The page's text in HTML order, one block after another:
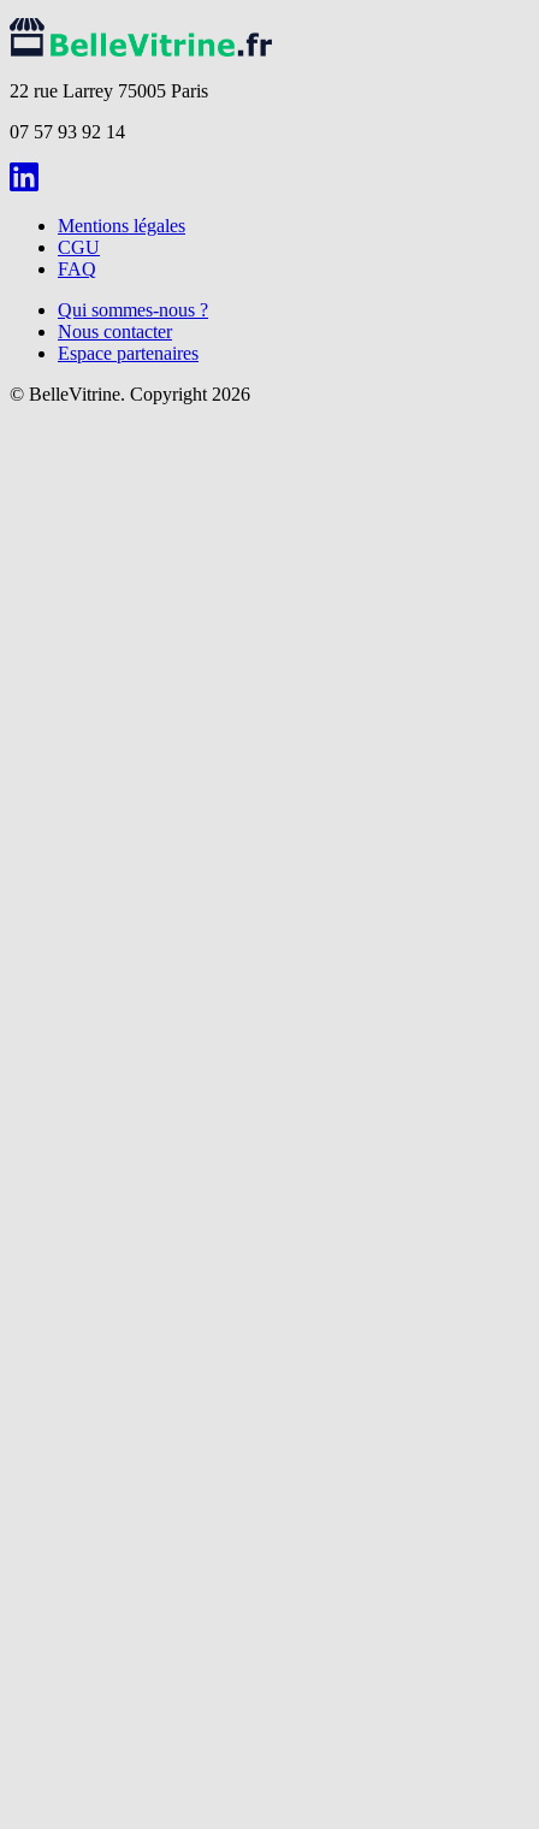
22 rue Larrey 75005 Paris
07 57 93 92 14
Mentions légales
CGU
FAQ
Qui sommes-nous ?
Nous contacter
Espace partenaires
© BelleVitrine. Copyright 2026